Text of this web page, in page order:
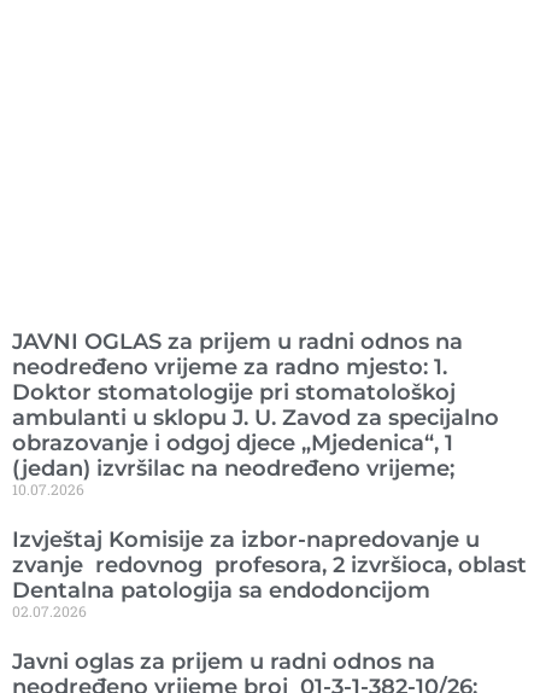
JAVNI OGLAS za prijem u radni odnos na
neodređeno vrijeme za radno mjesto: 1.
Doktor stomatologije pri stomatološkoj
ambulanti u sklopu J. U. Zavod za specijalno
obrazovanje i odgoj djece „Mjedenica“, 1
(jedan) izvršilac na neodređeno vrijeme;
10.07.2026
Izvještaj Komisije za izbor-napredovanje u
zvanje redovnog profesora, 2 izvršioca, oblast
Dentalna patologija sa endodoncijom
02.07.2026
Javni oglas za prijem u radni odnos na
neodređeno vrijeme broj 01-3-1-382-10/26: